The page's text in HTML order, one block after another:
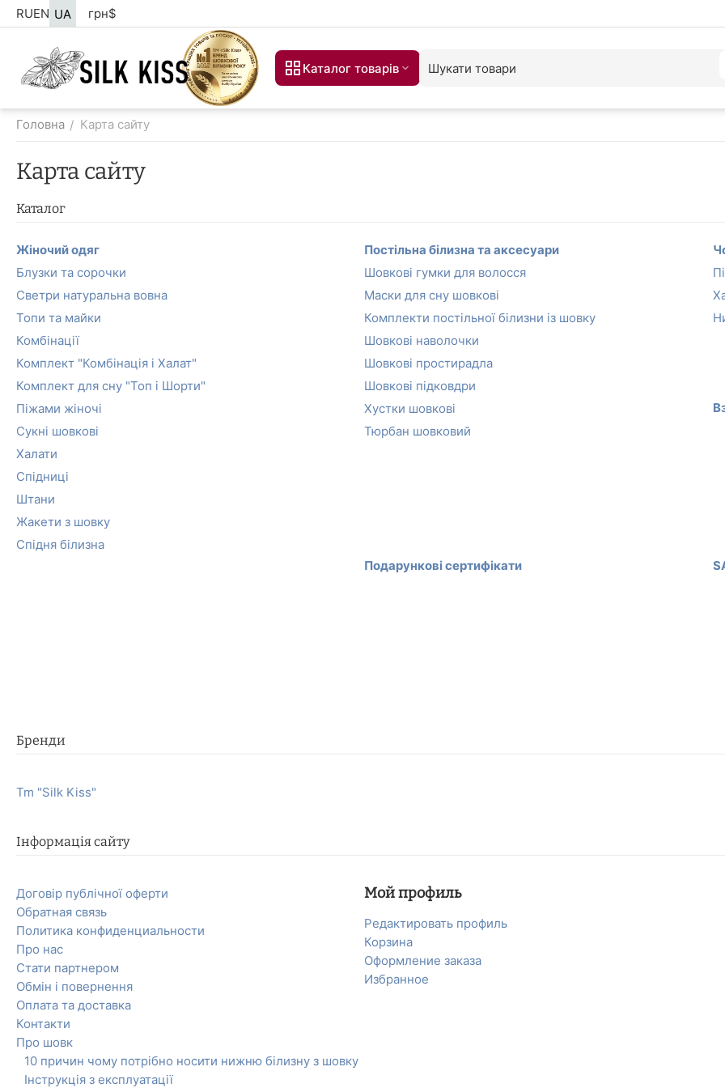
RUEN UA грн$
Каталог товарiв
Головна / Карта сайту
Карта сайту
Каталог
Жіночий одяг
Блузки та сорочки
Светри натуральна вовна
Топи та майки
Комбінації
Комплект "Комбінація і Халат"
Комплект для сну "Топ і Шорти"
Піжами жіночі
Сукні шовкові
Халати
Спідниці
Штани
Жакети з шовку
Спідня білизна
Постільна білизна та аксесуари
Шовкові гумки для волосся
Маски для сну шовкові
Комплекти постільної білизни із шовку
Шовкові наволочки
Шовкові простирадла
Шовкові підковдри
Хустки шовкові
Тюрбан шовковий
Подарункові сертифікати
Бренди
Tm "Silk Kiss"
Інформація сайту
Договір публічної оферти
Обратная связь
Политика конфиденциальности
Про нас
Стати партнером
Обмін і повернення
Оплата та доставка
Контакти
Про шовк
10 причин чому потрібно носити нижню білизну з шовку
Інструкція з експлуатації
Мой профиль
Редактировать профиль
Корзина
Оформление заказа
Избранное